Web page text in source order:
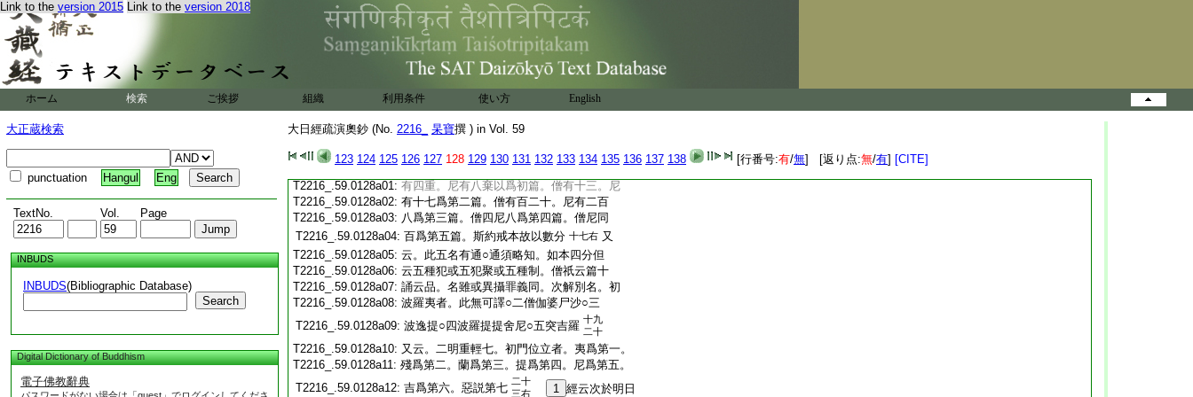
Link to the version 2015 Link to the version 2018
ホーム 検索 ご挨拶 組織 利用条件 使い方 English
大正蔵検索
punctuation Hangul Eng
TextNo. Vol. Page
INBUDS
INBUDS(Bibliographic Database)
Search
Digital Dictionary of Buddhism
電子佛教辭典
大日經疏演奧鈔 (No. 2216_ 杲寶撰 ) in Vol. 59
123 124 125 126 127 128 129 130 131 132 133 134 135 136 137 138 [行番号:有/無] [返り点:無/有] [CITE]
T2216_.59.0127c20:度。毘尼犍度其一也。問。上來所明。此戒是
T2216_.59.0127c21: 諸戒本源。更無過之戒。何上云三世無障
T2216_.59.0127c22:礙智戒授結縁人。四重禁等授傳法機。答。
T2216_.59.0127c23:
三世無障礙戒者戒體。四重十重十善戒等
戒相也。戒體通二機戒相有通局。通者十
T2216_.59.0127c25:善戒。局者四重禁等也。義寂釋云。擧一羯
T2216_.59.0127c26: 磨通被七衆至於隨行所持各異
可
T2216_.59.0127c27:準知之
T2216_.59.0127c28:
T2216_.59.0127c29: 戒疏 南山 一下云。明正果五篇言位立者。僧
T2216_.59.0128a01: 有四重。尼有八棄以爲初篇。僧有十三。尼
T2216_.59.0128a02: 有十七爲第二篇。僧有百二十。尼有二百
T2216_.59.0128a03: 八爲第三篇。僧四尼八爲第四篇。僧尼同
T2216_.59.0128a04: 百爲第五篇。斯約戒本故以數分 十七右 又
T2216_.59.0128a05: 云。此五名有通○通須略知。如本四分但
T2216_.59.0128a06: 云五種犯或五犯聚或五種制。僧祇云篇十
T2216_.59.0128a07: 誦云品。名雖或異攝罪義同。次解別名。初
T2216_.59.0128a08: 波羅夷者。此無可譯○二僧伽婆尸沙○三
T2216_.59.0128a09: 波逸提○四波羅提提舍尼○五突吉羅 十九
二十
T2216_.59.0128a10: 又云。二明重輕七。初門位立者。夷爲第一。
T2216_.59.0128a11: 殘爲第二。蘭爲第三。提爲第四。尼爲第五。
T2216_.59.0128a12: 吉爲第六。惡説第七 二十
三右
1 經云次於明日